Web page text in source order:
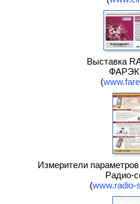
Выставка
(
Измерители
Радио-
(www.radio-